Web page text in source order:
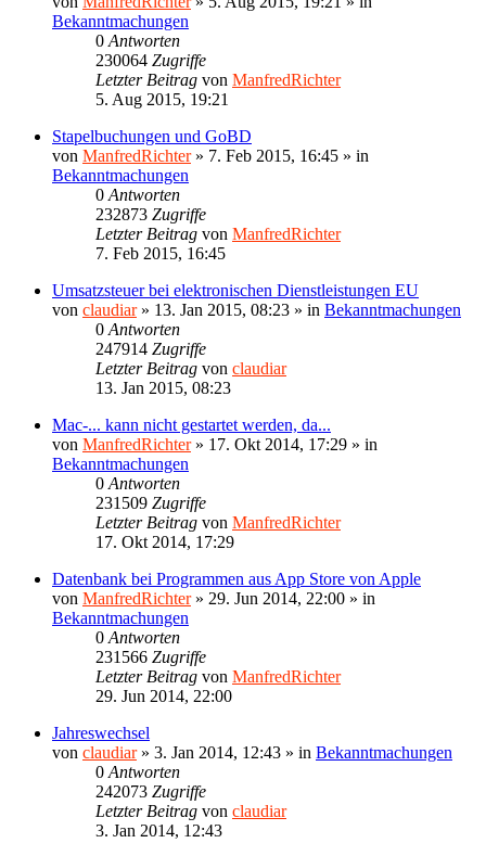
Bekanntmachungen
0 Antworten
230064 Zugriffe
Letzter Beitrag von ManfredRichter
5. Aug 2015, 19:21
Stapelbuchungen und GoBD
von ManfredRichter» 7. Feb 2015, 16:45 » in
Bekanntmachungen
0 Antworten
232873 Zugriffe
Letzter Beitrag von ManfredRichter
7. Feb 2015, 16:45
Umsatzsteuer bei elektronischen Dienstleistungen EU
von claudiar» 13. Jan 2015, 08:23 » in Bekanntmachungen
0 Antworten
247914 Zugriffe
Letzter Beitrag von claudiar
13. Jan 2015, 08:23
Mac-... kann nicht gestartet werden, da...
von ManfredRichter» 17. Okt 2014, 17:29 » in
Bekanntmachungen
0 Antworten
231509 Zugriffe
Letzter Beitrag von ManfredRichter
17. Okt 2014, 17:29
Datenbank bei Programmen aus App Store von Apple
von ManfredRichter» 29. Jun 2014, 22:00 » in
Bekanntmachungen
0 Antworten
231566 Zugriffe
Letzter Beitrag von ManfredRichter
29. Jun 2014, 22:00
Jahreswechsel
von claudiar» 3. Jan 2014, 12:43 » in Bekanntmachungen
0 Antworten
242073 Zugriffe
Letzter Beitrag von claudiar
3. Jan 2014, 12:43